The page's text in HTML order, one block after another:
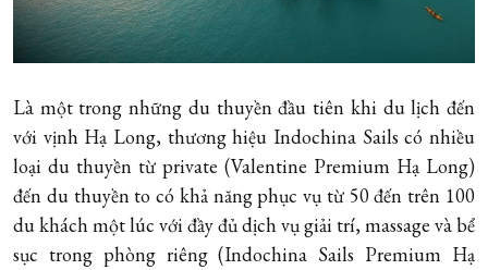
Là một trong những du thuyền đầu tiên khi du lịch đến
với vịnh Hạ Long, thương hiệu Indochina Sails có nhiều
loại du thuyền từ private (Valentine Premium Hạ Long)
đến du thuyền to có khả năng phục vụ từ 50 đến trên 100
du khách một lúc với đầy đủ dịch vụ giải trí, massage và bể
sục trong phòng riêng (Indochina Sails Premium Hạ